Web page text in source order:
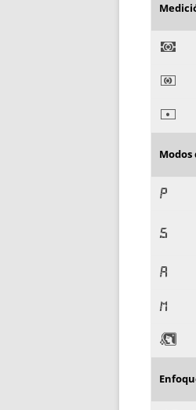
)
*
+
Modos
,
-
.
/
0